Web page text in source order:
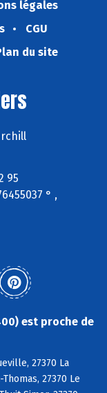
légales
CGU
du site
95
° ,
est proche de
27370 La
27370 Le